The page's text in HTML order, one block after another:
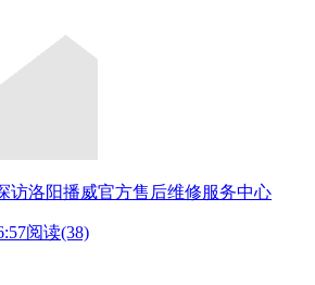
访洛阳播威官方售后维修服务中心
阅读(38)